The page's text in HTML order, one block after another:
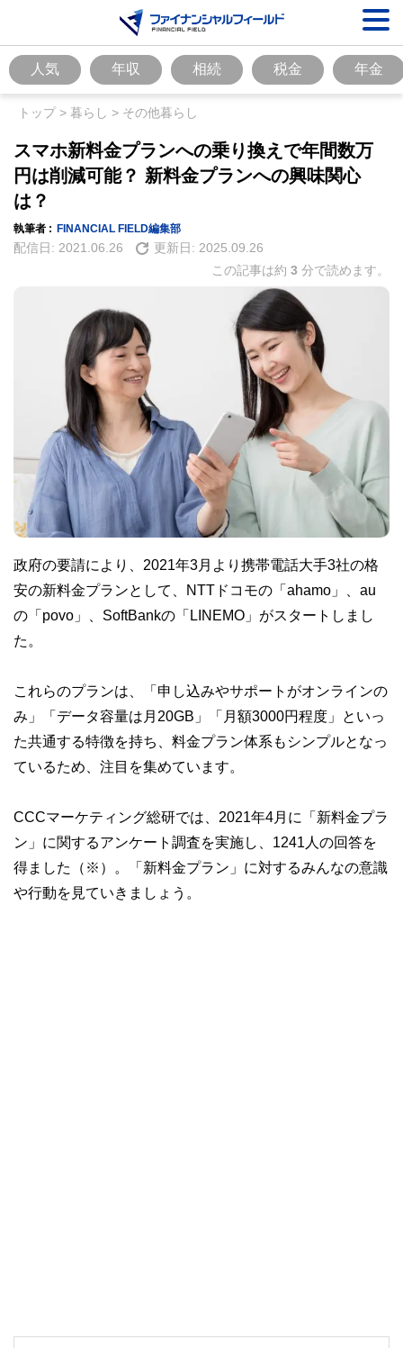
人気 年収 相続 税金 年金
トップ> 暮らし > その他暮らし
スマホ新料金プランへの乗り換えで年間数万
円は削減可能？ 新料金プランへの興味関心
は？
執筆者 : FINANCIAL FIELD編集部
配信日: 2021.06.26 更新日: 2025.09.26
この記事は約 3 分で読めます。
政府の要請により、2021年3月より携帯電話大手3社の格
安の新料金プランとして、NTTドコモの「ahamo」、au
の「povo」、SoftBankの「LINEMO」がスタートしまし
た。
これらのプランは、「申し込みやサポートがオンラインの
み」「データ容量は月20GB」「月額3000円程度」といっ
た共通する特徴を持ち、料金プラン体系もシンプルとなっ
ているため、注目を集めています。
CCCマーケティング総研では、2021年4月に「新料金プラ
ン」に関するアンケート調査を実施し、1241人の回答を
得ました（※）。「新料金プラン」に対するみんなの意識
や行動を見ていきましょう。